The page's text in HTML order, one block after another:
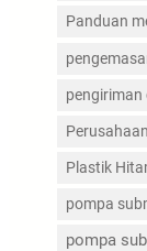
Panduan
pengiriman
Plastik
pompa
pompa